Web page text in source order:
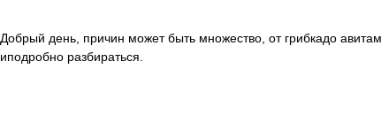
Добрый день, причин может быть множество, от грибкадо
иподробно разбираться.